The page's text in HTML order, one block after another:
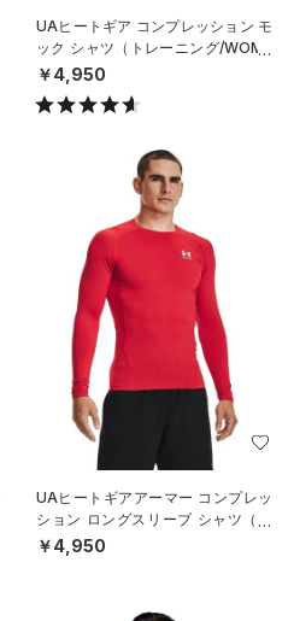
UAヒートギア コンプレッション モ
ック シャツ（トレーニング/WOME
N）
￥4,950
UAヒートギアアーマー コンプレッ
ション ロングスリーブ シャツ（ト
レーニング/MEN）
￥4,950